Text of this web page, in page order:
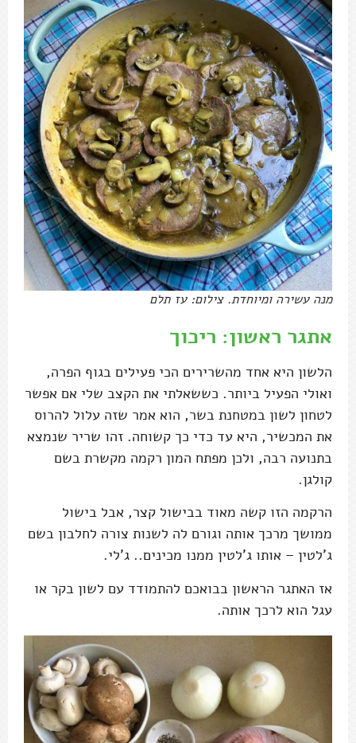
מנה עשירה ומיוחדת. צילום: עז תלם
אתגר ראשון: ריכוך
הלשון היא אחד מהשרירים הכי פעילים בגוף הפרה,
ואולי הפעיל ביותר. כששאלתי את הקצב שלי אם אפשר
לטחון לשון במטחנת בשר, הוא אמר שזה עלול להרוס
את המכשיר, היא עד כדי כך קשוחה. זהו שריר שנמצא
בתנועה רבה, ולכן מפתח המון רקמה מקשרת בשם
קולגן.
הרקמה הזו קשה מאוד בבישול קצר, אבל בישול
ממושך מרכך אותה וגורם לה לשנות צורה לחלבון בשם
ג'לטין – אותו ג'לטין ממנו מכינים.. ג'לי.
אז האתגר הראשון בבואכם להתמודד עם לשון בקר או
עגל הוא לרכך אותה.